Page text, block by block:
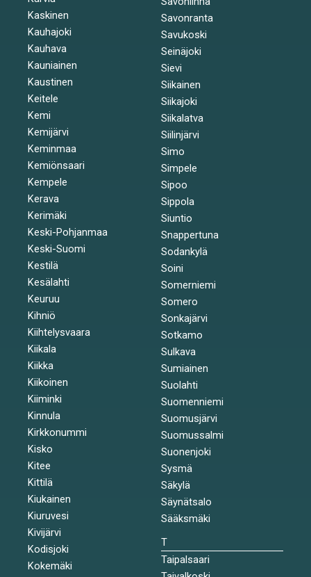
Kaskinen
Kauhajoki
Kauhava
Kauniainen
Kaustinen
Keitele
Kemi
Kemijärvi
Keminmaa
Kemiönsaari
Kempele
Kerava
Kerimäki
Keski-Pohjanmaa
Keski-Suomi
Kestilä
Kesälahti
Keuruu
Kihniö
Kiihtelysvaara
Kiikala
Kiikka
Kiikoinen
Kiiminki
Kinnula
Kirkkonummi
Kisko
Kitee
Kittilä
Kiukainen
Kiuruvesi
Kivijärvi
Kodisjoki
Kokemäki
Savonranta
Savukoski
Seinäjoki
Sievi
Siikainen
Siikajoki
Siikalatva
Siilinjärvi
Simo
Simpele
Sipoo
Sippola
Siuntio
Snappertuna
Sodankylä
Soini
Somerniemi
Somero
Sonkajärvi
Sotkamo
Sulkava
Sumiainen
Suolahti
Suomenniemi
Suomusjärvi
Suomussalmi
Suonenjoki
Sysmä
Säkylä
Säynätsalo
Sääksmäki
T
Taipalsaari